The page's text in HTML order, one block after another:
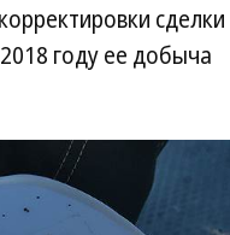
сделки
году ее добыча